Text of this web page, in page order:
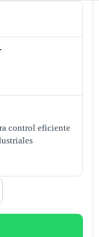
control eficiente